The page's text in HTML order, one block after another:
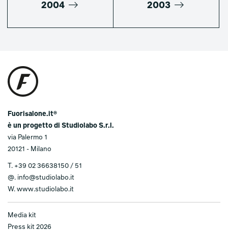
2004 2003
Fuorisalone.it®
è un progetto di Studiolabo S.r.l.
via Palermo 1
20121 - Milano
T. +39 02 36638150 / 51
@. info@studiolabo.it
W. www.studiolabo.it
Media kit
Press kit 2026